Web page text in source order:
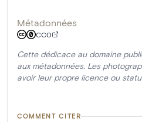
Métadonnées
CC0
Cette dédicace au domaine
aux métadonnées. Les
avoir leur propre licence ou
COMMENT CITER